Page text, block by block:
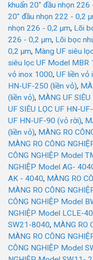
khuẩn 20" đầu nhọn 226
20" đầu nhọn 222 - 0,2
nhọn 226 - 0,2 µm, Lõi
226 - 0,2 µm, Lõi bọc
0,2 µm, Màng UF siêu
siêu lọc UF Model MBR
vỏ inox 1000, UF liền vỏ
HN-UF-250 (liền vỏ),
(liền vỏ), MÀNG UF
UF SIÊU LỌC UF HN-
UF HN-UF-90 (vỏ rời),
(liền vỏ), MÀNG RO
MÀNG RO CÔNG
CÔNG NGHIỆP Model
NGHIỆP Model AG-
AK - 4040, MÀNG RO
MÀNG RO CÔNG
CÔNG NGHIỆP Model
NGHIỆP Model LCLE-
SW21-8040, MÀNG RO
MÀNG RO CÔNG
CÔNG NGHIỆP Model